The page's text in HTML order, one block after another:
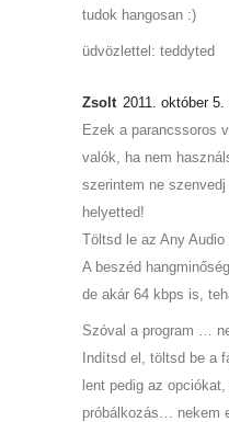
tudok hangosan :)
üdvözlettel: teddyted
Zsolt 2011. október
Ezek a parancssoros
valók, ha nem
szerintem ne
helyetted!
Töltsd le az Any
A beszéd
de akár 64 kbps is,
Szóval a program …
Indítsd el, töltsd be a
lent pedig az
próbálkozás… nekem